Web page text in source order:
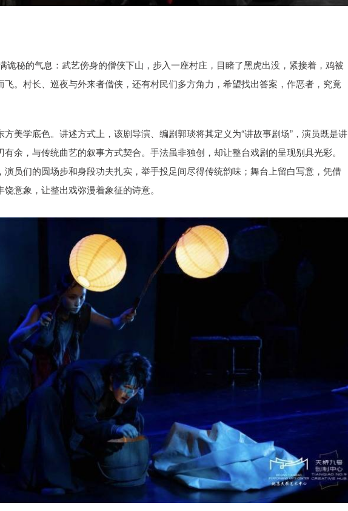
诡秘的气息：武艺傍身的僧侠下山，步入一座村庄，目睹了黑虎出没，紧接着，鸡被
飞。村长、巡夜与外来者僧侠，还有村民们多方角力，希望找出答案，作恶者，究竟
美学底色。讲述方式上，该剧导演、编剧郭琰将其定义为“讲故事剧场”，演员既是讲
余，与传统曲艺的叙事方式契合。手法虽非独创，却让整台戏剧的呈现别具光彩。
员们的圆场步和身段功夫扎实，举手投足间尽得传统韵味；舞台上留白写意，凭借
意象，让整出戏弥漫着象征的诗意。